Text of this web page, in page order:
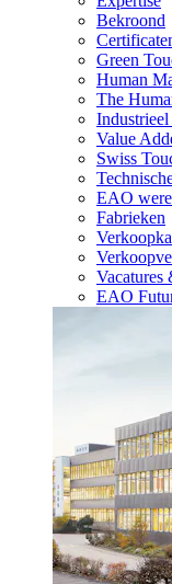
Bekroond
Green
Human
The
Value
Swiss
EAO
Fabrieken
Vacatures
EAO